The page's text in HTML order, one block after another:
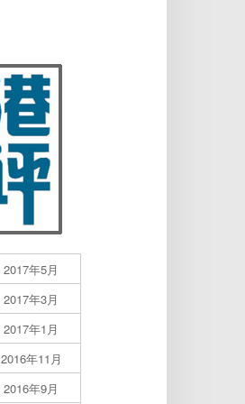
2017年5月
2017年3月
2017年1月
2016年11月
2016年9月